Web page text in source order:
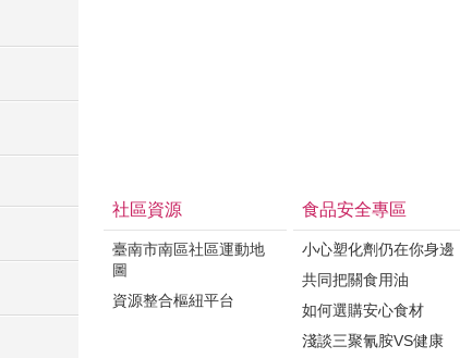
社區資源
臺南市南區社區運動地
圖
資源整合樞紐平台
食品安全專區
小心塑化劑仍在你身邊
共同把關食用油
如何選購安心食材
淺談三聚氰胺VS健康